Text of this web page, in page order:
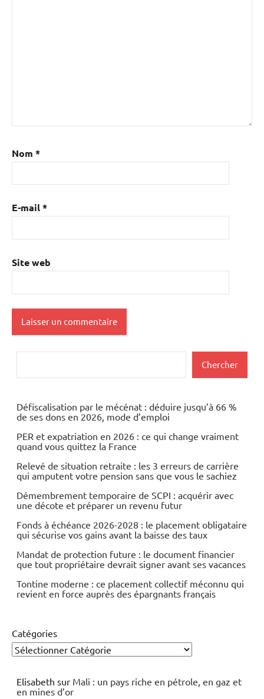
Nom *
E-mail*
Site web
Chercher
Défiscalisation par le mécénat : déduire jusqu’à 66 %
de ses dons en 2026, mode d’emploi
PER et expatriation en 2026 : ce qui change vraiment
quand vous quittez la France
Relevé de situation retraite : les 3 erreurs de carrière
qui amputent votre pension sans que vous le sachiez
Démembrement temporaire de SCPI : acquérir avec
une décote et préparer un revenu futur
Fonds à échéance 2026-2028 : le placement obligataire
qui sécurise vos gains avant la baisse des taux
Mandat de protection future : le document financier
que tout propriétaire devrait signer avant ses vacances
Tontine moderne : ce placement collectif méconnu qui
revient en force auprès des épargnants français
Catégories
Elisabeth sur Mali : un pays riche en pétrole, en gaz et
en mines d’or